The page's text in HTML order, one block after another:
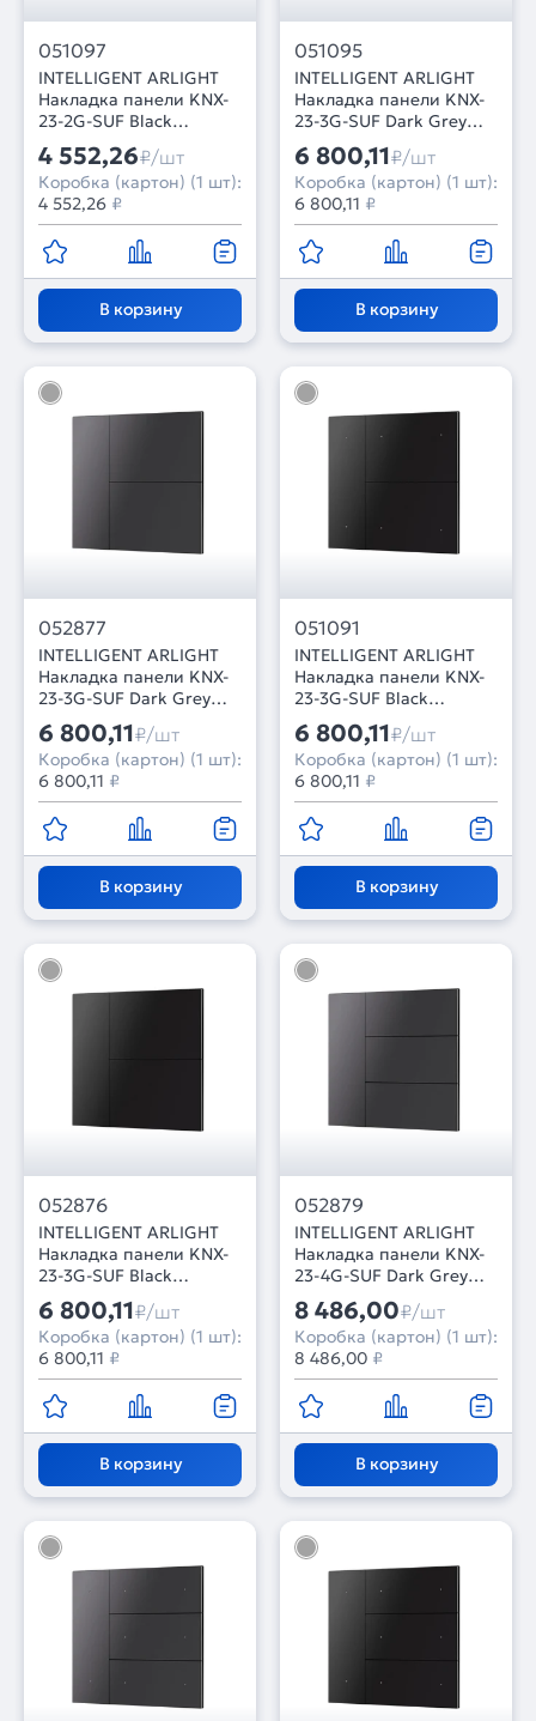
051097
INTELLIGENT ARLIGHT
Накладка панели KNX-
23-2G-SUF Black
(Backlight) (IARL, IP20
Металл, 2 года)
4 552,26₽/шт
Коробка (картон) (1 шт):
4 552,26 ₽
В корзину
051095
INTELLIGENT ARLIGHT
Накладка панели KNX-
23-3G-SUF Dark Grey
(Backlight) (IARL, IP20
Металл, 2 года)
6 800,11₽/шт
Коробка (картон) (1 шт):
6 800,11 ₽
В корзину
052877
INTELLIGENT ARLIGHT
Накладка панели KNX-
23-3G-SUF Dark Grey
(Backlightless) (IARL,
IP20 Металл, 2 года)
6 800,11₽/шт
Коробка (картон) (1 шт):
6 800,11 ₽
В корзину
051091
INTELLIGENT ARLIGHT
Накладка панели KNX-
23-3G-SUF Black
(Backlight) (IARL, IP20
Металл, 2 года)
6 800,11₽/шт
Коробка (картон) (1 шт):
6 800,11 ₽
В корзину
052876
INTELLIGENT ARLIGHT
Накладка панели KNX-
23-3G-SUF Black
(Backlightless) (IARL,
IP20 Металл, 2 года)
6 800,11₽/шт
Коробка (картон) (1 шт):
6 800,11 ₽
В корзину
052879
INTELLIGENT ARLIGHT
Накладка панели KNX-
23-4G-SUF Dark Grey
(Backlightless) (IARL,
IP20 Металл, 2 года)
8 486,00₽/шт
Коробка (картон) (1 шт):
8 486,00 ₽
В корзину